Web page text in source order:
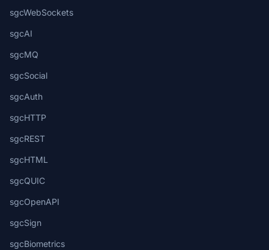
sgcWebSockets
sgcAI
sgcMQ
sgcSocial
sgcAuth
sgcHTTP
sgcREST
sgcHTML
sgcQUIC
sgcOpenAPI
sgcSign
sgcBiometrics